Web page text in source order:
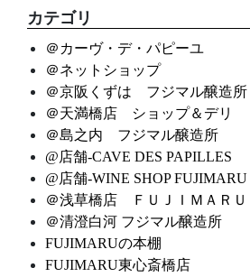
カテゴリ
＠カーヴ・デ・パピーユ
＠ネットショップ
＠京阪くずは フジマル醸造所
＠天満橋店 ショップ＆デリ
＠島之内 フジマル醸造所
@店舗-CAVE DES PAPILLES
@店舗-WINE SHOP FUJIMARU
＠浅草橋店 ＦＵＪＩＭＡＲＵ
＠清澄白河 フジマル醸造所
FUJIMARUの本棚
FUJIMARU東心斎橋店